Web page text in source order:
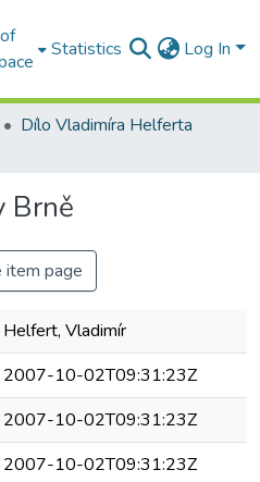
Statistics Log In
Dílo Vladimíra Helferta
Brně
item page
Helfert, Vladimír
2007-10-02T09:31:23Z
2007-10-02T09:31:23Z
2007-10-02T09:31:23Z